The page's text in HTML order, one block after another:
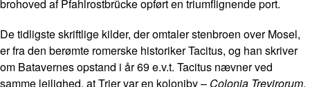
brohoved af Pfahlrostbrücke opført en triumflignende port.
De tidligste skriftlige kilder, der omtaler stenbroen over Mosel,
er fra den berømte romerske historiker Tacitus, og han skriver
om Batavernes opstand i år 69 e.v.t. Tacitus nævner ved
samme lejlighed, at Trier var en koloniby – Colonia Trevirorum.